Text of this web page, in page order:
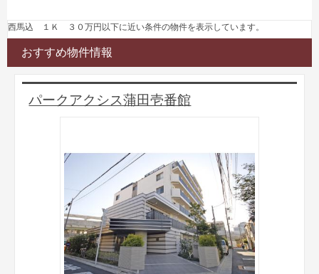
西馬込 １Ｋ ３０万円以下に近い条件の物件を表示しています。
おすすめ物件情報
パークアクシス蒲田壱番館